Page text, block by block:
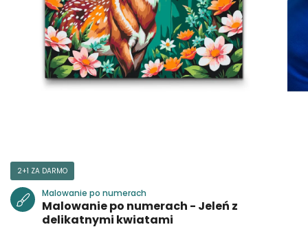
2+1 ZA DARMO
Malowanie po numerach
Malowanie po numerach - Jeleń z
delikatnymi kwiatami